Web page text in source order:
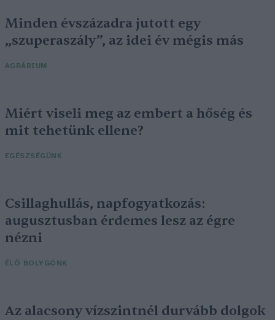
Minden évszázadra jutott egy
„szuperaszály”, az idei év mégis más
AGRÁRIUM
Miért viseli meg az embert a hőség és
mit tehetünk ellene?
EGÉSZSÉGÜNK
Csillaghullás, napfogyatkozás:
augusztusban érdemes lesz az égre
nézni
ÉLŐ BOLYGÓNK
Az alacsony vízszintnél durvább dolgok